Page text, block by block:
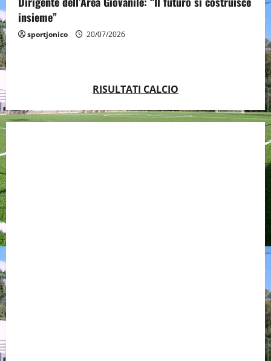
insieme”
sportjonico 20/07/2026
RISULTATI CALCIO